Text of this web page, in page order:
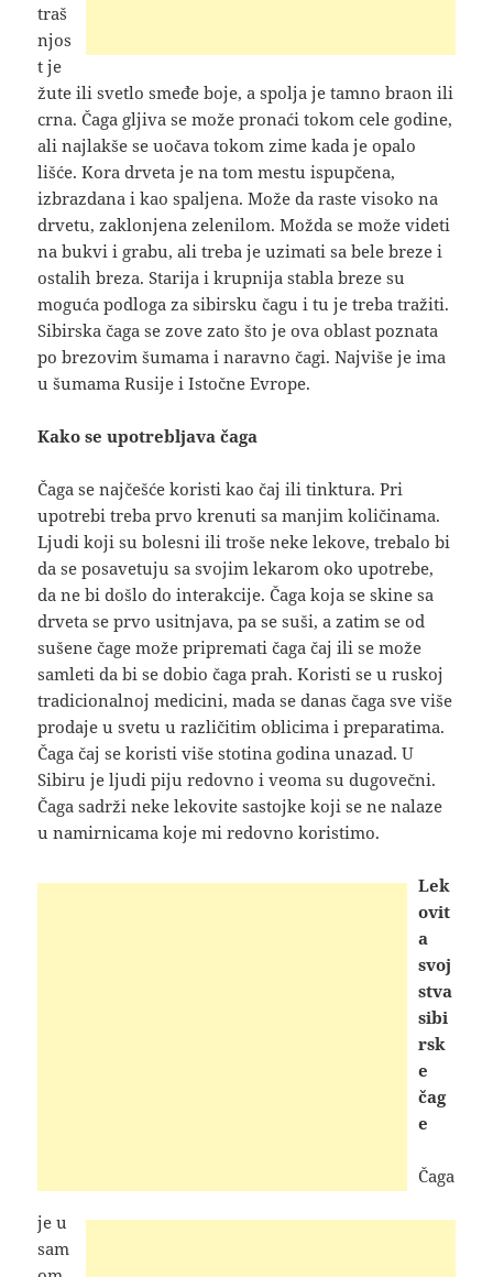
traš
njos
t je
žute ili svetlo smeđe boje, a spolja je tamno braon ili
crna. Čaga gljiva se može pronaći tokom cele godine,
ali najlakše se uočava tokom zime kada je opalo
lišće. Kora drveta je na tom mestu ispupčena,
izbrazdana i kao spaljena. Može da raste visoko na
drvetu, zaklonjena zelenilom. Možda se može videti
na bukvi i grabu, ali treba je uzimati sa bele breze i
ostalih breza. Starija i krupnija stabla breze su
moguća podloga za sibirsku čagu i tu je treba tražiti.
Sibirska čaga se zove zato što je ova oblast poznata
po brezovim šumama i naravno čagi. Najviše je ima
u šumama Rusije i Istočne Evrope.
Kako se upotrebljava čaga
Čaga se najčešće koristi kao čaj ili tinktura. Pri
upotrebi treba prvo krenuti sa manjim količinama.
Ljudi koji su bolesni ili troše neke lekove, trebalo bi
da se posavetuju sa svojim lekarom oko upotrebe,
da ne bi došlo do interakcije. Čaga koja se skine sa
drveta se prvo usitnjava, pa se suši, a zatim se od
sušene čage može pripremati čaga čaj ili se može
samleti da bi se dobio čaga prah. Koristi se u ruskoj
tradicionalnoj medicini, mada se danas čaga sve više
prodaje u svetu u različitim oblicima i preparatima.
Čaga čaj se koristi više stotina godina unazad. U
Sibiru je ljudi piju redovno i veoma su dugovečni.
Čaga sadrži neke lekovite sastojke koji se ne nalaze
u namirnicama koje mi redovno koristimo.
Lek
ovit
a
svoj
stva
sibi
rsk
e
čag
e
Čaga
je u
sam